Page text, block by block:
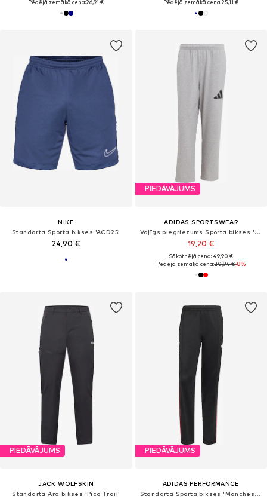
Pēdējā zemākā cena:26,91 € Pēdējā zemākā cena:25,11 €
NIKE
Standarta Sporta bikses 'ACD25'
24,90 €
PIEDĀVĀJUMS
ADIDAS SPORTSWEAR
Vaļīgs piegriezums Sporta bikses 'Essentials'
19,20 €
Sākotnējā cena: 49,90 €
Pēdējā zemākā cena:20,94 €-8%
PIEDĀVĀJUMS
JACK WOLFSKIN
Standarta Āra bikses 'Pico Trail'
PIEDĀVĀJUMS
ADIDAS PERFORMANCE
Standarta Sporta bikses 'Manchester United'